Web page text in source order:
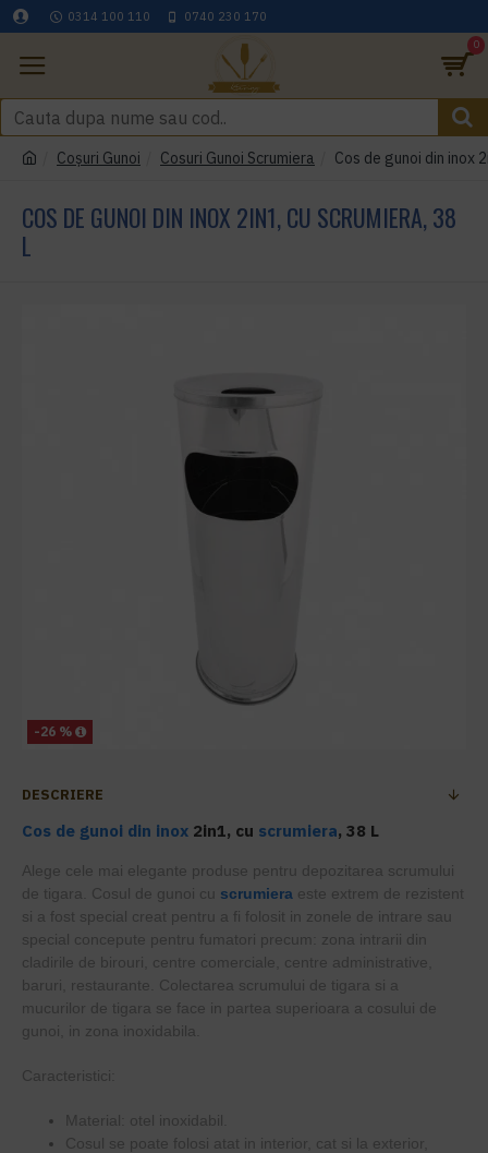
0314 100 110 0740 230 170
0
Coşuri Gunoi Cosuri Gunoi Scrumiera Cos de gunoi din inox
COS DE GUNOI DIN INOX 2IN1, CU SCRUMIERA, 38
L
-26 %
DESCRIERE
Cos de gunoi din inox 2in1, cu scrumiera, 38 L
Alege cele mai elegante produse pentru depozitarea scrumului
de tigara. Cosul de gunoi cu scrumiera este extrem de rezistent
si a fost special creat pentru a fi folosit in zonele de intrare sau
special concepute pentru fumatori precum: zona intrarii din
cladirile de birouri, centre comerciale, centre administrative,
baruri, restaurante. Colectarea scrumului de tigara si a
mucurilor de tigara se face in partea superioara a cosului de
gunoi, in zona inoxidabila.
Caracteristici:
Material: otel inoxidabil.
Cosul se poate folosi atat in interior, cat si la exterior,